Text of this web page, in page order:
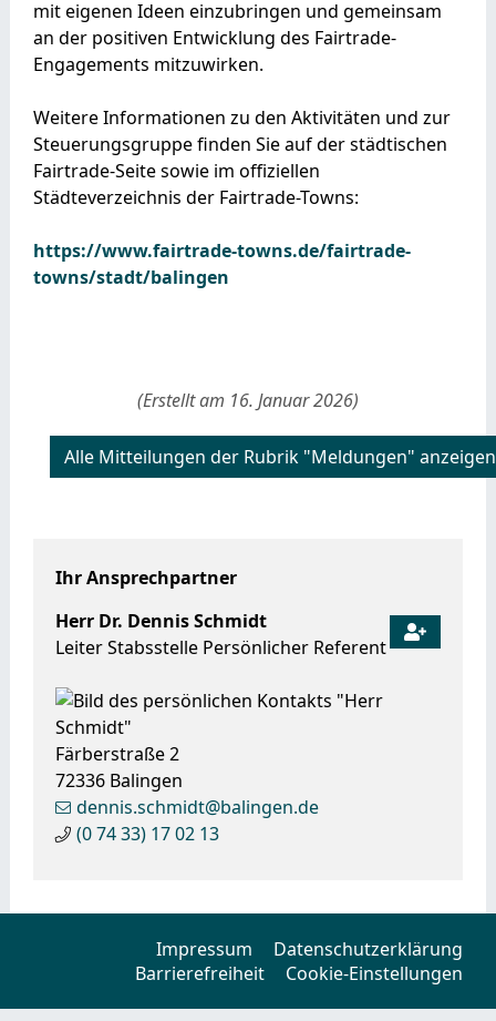
Ihr Ansprechpartner
Herr Dr. DennisSchmidt
Leiter Stabsstelle Persönlicher Referent
Färberstraße 2
72336 Balingen
dennis.schmidt@balingen.de
(07433) 1702 13
mit eigenen Ideen einzubringen und gemeinsam
an der positiven Entwicklung des Fairtrade-
Engagements mitzuwirken.
Weitere Informationen zu den Aktivitäten und zur
Steuerungsgruppe finden Sie auf der städtischen
Fairtrade-Seite sowie im offiziellen
Städteverzeichnis der Fairtrade-Towns:
https://www.fairtrade-towns.de/fairtrade-
towns/stadt/balingen
(Erstellt am 16. Januar 2026)
Alle Mitteilungen der Rubrik "Meldungen" anzeigen
Impressum
Datenschutzerklärung
Barrierefreiheit
Cookie-Einstellungen